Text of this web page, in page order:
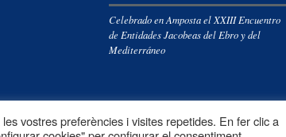
Celebrado en Amposta el XXIII Encuentro
de Entidades Jacobeas del Ebro y del
Mediterráneo
vostres preferències i visites repetides. En fer clic a